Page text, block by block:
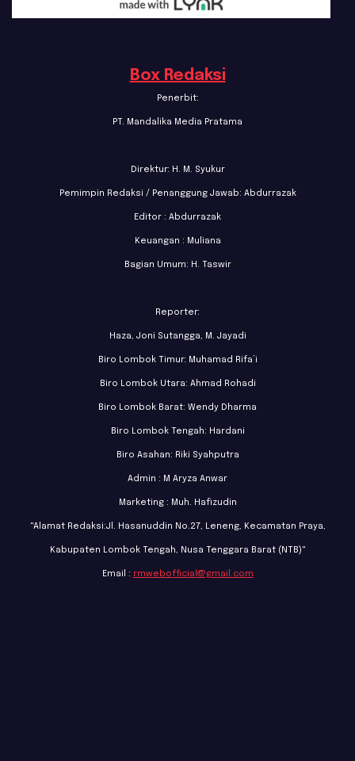
Box Redaksi
Penerbit:
PT. Mandalika Media Pratama
Direktur: H. M. Syukur
Pemimpin Redaksi / Penanggung Jawab: Abdurrazak
Editor : Abdurrazak
Keuangan : Muliana
Bagian Umum: H. Taswir
Reporter:
Haza, Joni Sutangga, M. Jayadi
Biro Lombok Timur: Muhamad Rifa’i
Biro Lombok Utara: Ahmad Rohadi
Biro Lombok Barat: Wendy Dharma
Biro Lombok Tengah: Hardani
Biro Asahan: Riki Syahputra
Admin : M Aryza Anwar
Marketing : Muh. Hafizudin
"Alamat Redaksi:Jl. Hasanuddin No.27, Leneng, Kecamatan Praya,
Kabupaten Lombok Tengah, Nusa Tenggara Barat (NTB)"
Email : rmwebofficial@gmail.com